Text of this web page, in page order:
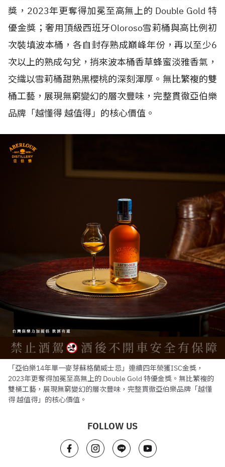
獎，2023年更奪得加冕至高無上的 Double Gold 特
優金獎；奢用頂級西班牙Oloroso雪莉桶與高比例初
次裝填波本桶，各自封存熟成巔峰年份，再以至少6
次以上的熟成勾兌，捎來波本桶香草蜂蜜淡雅香氣，
交織以雪莉桶甜熟黑櫻桃的深刻渾厚。無比繁複的雙
桶工藝，展現無窮變幻的層次豐味，完整貫徹亞伯樂
品牌「越懂得 越值得」的核心價值。
「亞伯樂14年單一麥芽蘇格蘭威士忌」連續四年榮獲ISC金獎，
2023年更奪得加冕至高無上的 Double Gold 特優金獎。無比繁複的
雙桶工藝，展現無窮變幻的層次豐味，完整貫徹亞伯樂品牌「越懂
得 越值得」的核心價值。
FOLLOW US